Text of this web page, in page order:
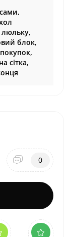
люльку,
блок,
сітка,
0